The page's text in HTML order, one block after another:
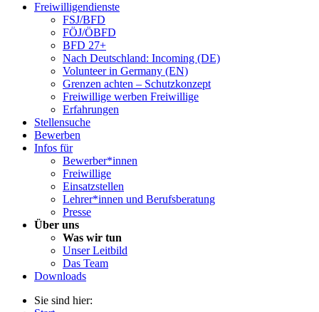
Freiwilligendienste
FSJ/BFD
FÖJ/ÖBFD
BFD 27+
Nach Deutschland: Incoming (DE)
Volunteer in Germany (EN)
Grenzen achten – Schutzkonzept
Freiwillige werben Freiwillige
Erfahrungen
Stellensuche
Bewerben
Infos für
Bewerber*innen
Freiwillige
Einsatzstellen
Lehrer*innen und Berufsberatung
Presse
Über uns
Was wir tun
Unser Leitbild
Das Team
Downloads
Sie sind hier: